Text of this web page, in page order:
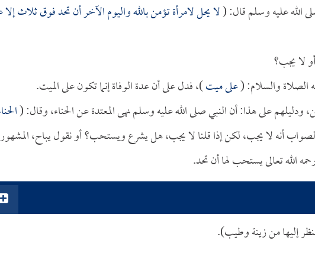
الله عليه وسلم قال: (لا يحل لامرأة تؤمن بالله واليوم الآخر أن تحد فوق ثلاث إلا
لا يجب؟
الصلاة والسلام: (على ميت)، فدل على أن عدة الوفاة إنما تكون على الميت.
ودليلهم على هذا: أن النبي صلى الله عليه وسلم نهى المعتدة عن الحناء، وقال: (
أنه لا يجب، لكن إذا قلنا لا يجب، هل يشرع ويستحب؟ أو نقول يباح، المشهور
الله تعالى يستحب لها أن تحد.
إليها من زينة وطيب).